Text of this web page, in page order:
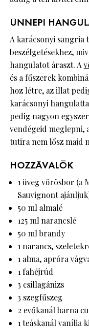
ÜNNEPI
A karácsonyi sangria
beszélgetésekhez,
hangulatot áraszt. A
és a fűszerek
hoz létre, az illat
karácsonyi
pedig nagyon
vendégeid meglepni,
tutira nem lősz majd
HOZZÁVALÓK
1 üveg vörösbor (a
Sauvignont
50 ml almalé
125 ml narancslé
50 ml brandy
1 narancs,
1 alma, apróra
1 fahéjrúd
3 csillagánizs
3 szegfűszeg
2 evőkanál barna
1 teáskanál vanília